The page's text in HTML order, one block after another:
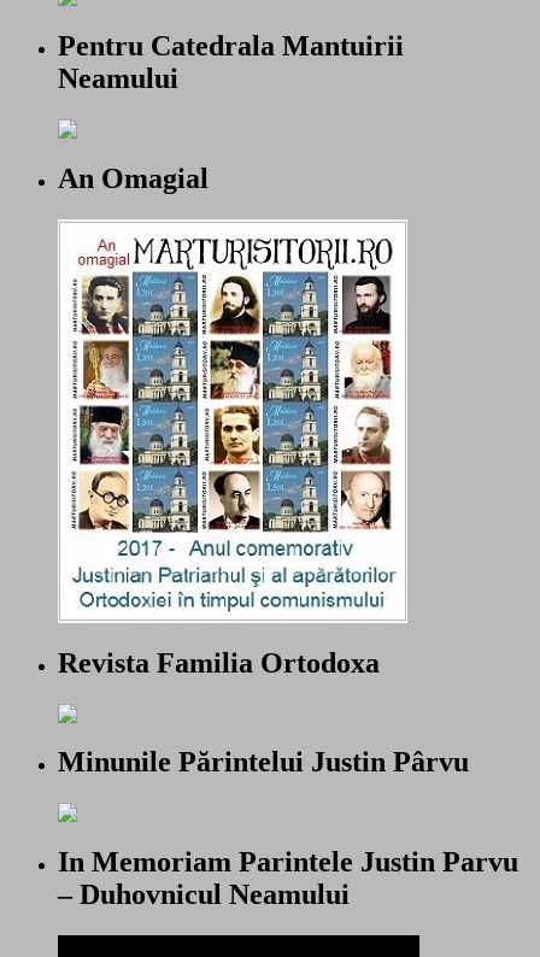
Pentru Catedrala Mantuirii
Neamului
An Omagial
Revista Familia Ortodoxa
Minunile Părintelui Justin Pârvu
In Memoriam Parintele Justin Parvu
– Duhovnicul Neamului